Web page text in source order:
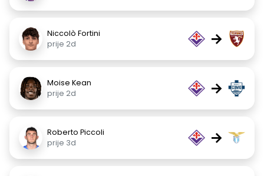
Niccolò Fortini
prije 2d
→
Moise Kean
prije 2d
→
Roberto Piccoli
prije 3d
→